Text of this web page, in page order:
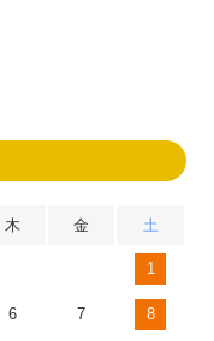
木 金 土
1
6 7 8